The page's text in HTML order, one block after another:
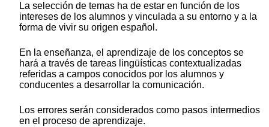
La selección de temas ha de estar en función de los
intereses de los alumnos y vinculada a su entorno y a la
forma de vivir su origen español.
En la enseñanza, el aprendizaje de los conceptos se
hará a través de tareas lingüísticas contextualizadas
referidas a campos conocidos por los alumnos y
conducentes a desarrollar la comunicación.
Los errores serán considerados como pasos intermedios
en el proceso de aprendizaje.